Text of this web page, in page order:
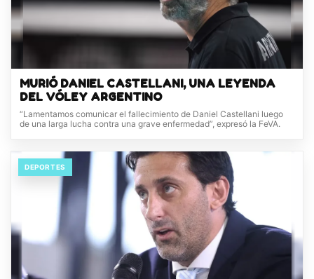
MURIÓ DANIEL CASTELLANI, UNA LEYENDA
DEL VÓLEY ARGENTINO
“Lamentamos comunicar el fallecimiento de Daniel Castellani luego
de una larga lucha contra una grave enfermedad”, expresó la FeVA.
DEPORTES